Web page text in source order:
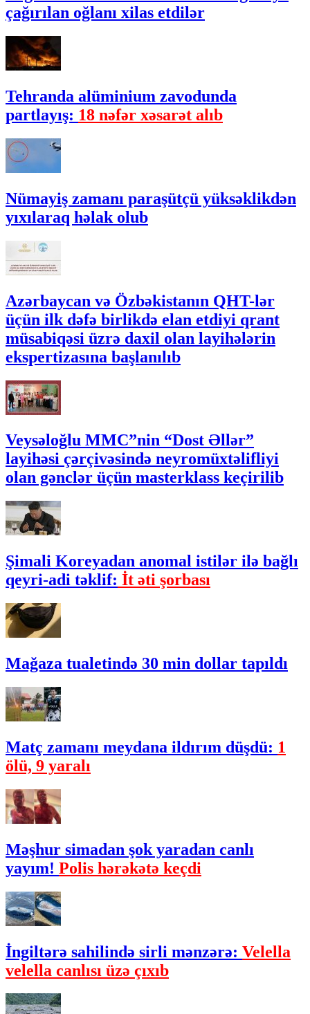
çağırılan oğlanı xilas etdilər
Tehranda alüminium zavodunda
partlayış: 18 nəfər xəsarət alıb
Nümayiş zamanı paraşütçü yüksəklikdən
yıxılaraq həlak olub
Azərbaycan və Özbəkistanın QHT-lər
üçün ilk dəfə birlikdə elan etdiyi qrant
müsabiqəsi üzrə daxil olan layihələrin
ekspertizasına başlanılıb
Veysəloğlu MMC”nin “Dost Əllər”
layihəsi çərçivəsində neyromüxtəlifliyi
olan gənclər üçün masterklass keçirilib
Şimali Koreyadan anomal istilər ilə bağlı
qeyri-adi təklif: İt əti şorbası
Mağaza tualetində 30 min dollar tapıldı
Matç zamanı meydana ildırım düşdü: 1
ölü, 9 yaralı
Məşhur simadan şok yaradan canlı
yayım! Polis hərəkətə keçdi
İngiltərə sahilində sirli mənzərə: Velella
velella canlısı üzə çıxıb